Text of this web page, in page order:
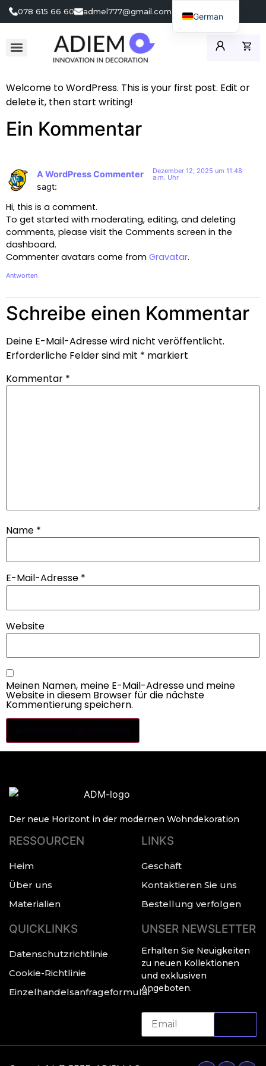
078 615 66 60 admel777@gmail.com
Welcome to WordPress. This is your first post. Edit or
delete it, then start writing!
Ein Kommentar
A WordPress Commenter
sagt:
Dezember 12, 2025 um 11:48
a.m. Uhr
Hi, this is a comment.
To get started with moderating, editing, and deleting
comments, please visit the Comments screen in the
dashboard.
Commenter avatars come from Gravatar.
Antworten
Schreibe einen Kommentar
Deine E-Mail-Adresse wird nicht veröffentlicht.
Erforderliche Felder sind mit * markiert
Kommentar *
Name *
E-Mail-Adresse *
Website
Meinen Namen, meine E-Mail-Adresse und meine
Website in diesem Browser für die nächste
Kommentierung speichern.
Der neue Horizont in der modernen Wohndekoration
RESSOURCEN
Heim
Über uns
Materialien
LINKS
Geschäft
Kontaktieren Sie uns
Bestellung verfolgen
QUICKLINKS
Datenschutzrichtlinie
Cookie-Richtlinie
Einzelhandelsanfrageformular
UNSER NEWSLETTER
Erhalten Sie Neuigkeiten
zu neuen Kollektionen
und exklusiven
Angeboten.
German